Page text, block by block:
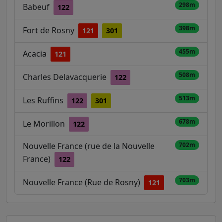
Babeuf 122 298m
Fort de Rosny 121 301 398m
Acacia 121 455m
Charles Delavacquerie 122 508m
Les Ruffins 122 301 513m
Le Morillon 122 678m
Nouvelle France (rue de la Nouvelle
France)
122
702m
Nouvelle France (Rue de Rosny) 121 703m